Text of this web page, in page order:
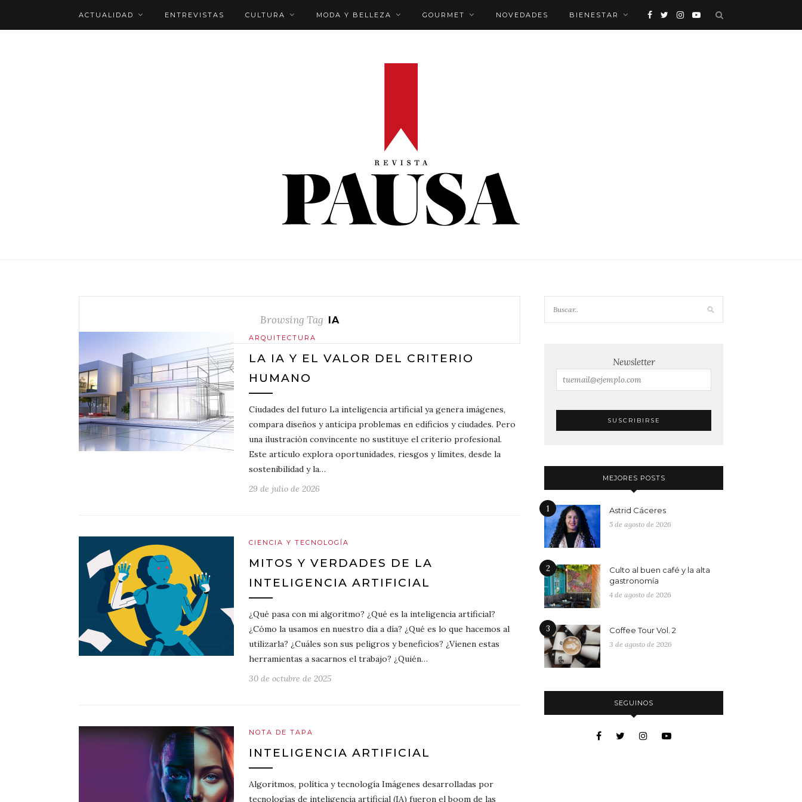
ACTUALIDAD ENTREVISTAS CULTURA MODA Y BELLEZA GOURMET NOVEDADES BIENESTAR
Browsing Tag IA
ARQUITECTURA
LA IA Y EL VALOR DEL CRITERIO
HUMANO
Ciudades del futuro La inteligencia artificial ya genera imágenes,
compara diseños y anticipa problemas en edificios y ciudades. Pero
una ilustración convincente no sustituye el criterio profesional.
Este artículo explora oportunidades, riesgos y límites, desde la
sostenibilidad y la…
29 de julio de 2026
CIENCIA Y TECNOLOGÍA
MITOS Y VERDADES DE LA
INTELIGENCIA ARTIFICIAL
¿Qué pasa con mi algoritmo? ¿Qué es la inteligencia artificial?
¿Cómo la usamos en nuestro día a día? ¿Qué es lo que hacemos al
utilizarla? ¿Cuáles son sus peligros y beneficios? ¿Vienen estas
herramientas a sacarnos el trabajo? ¿Quién…
30 de octubre de 2025
NOTA DE TAPA
INTELIGENCIA ARTIFICIAL
Algoritmos, política y tecnología Imágenes desarrolladas por
tecnologías de inteligencia artificial (IA) fueron el boom de las
Newsletter
MEJORES POSTS
1 Astrid Cáceres
5 de agosto de 2026
2
Culto al buen café y la alta
gastronomía
4 de agosto de 2026
3 Coffee Tour Vol. 2
3 de agosto de 2026
SEGUINOS